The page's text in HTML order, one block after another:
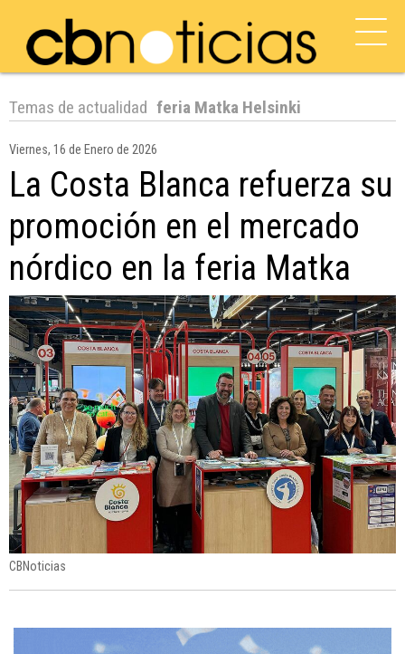
Temas de actualidad feria Matka Helsinki
Viernes, 16 de Enero de 2026
La Costa Blanca refuerza su
promoción en el mercado
nórdico en la feria Matka
CBNoticias